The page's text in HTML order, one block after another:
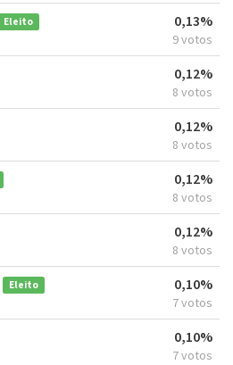
Eleito 0,13%
9 votos
0,12%
8 votos
0,12%
8 votos
0,12%
8 votos
0,12%
8 votos
Eleito 0,10%
7 votos
0,10%
7 votos